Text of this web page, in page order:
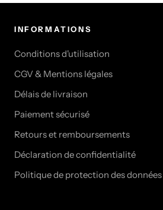
INFORMATIONS
Conditions d'utilisation
CGV & Mentions légales
Délais de livraison
Paiement sécurisé
Retours et remboursements
Déclaration de confidentialité
Politique de protection des données